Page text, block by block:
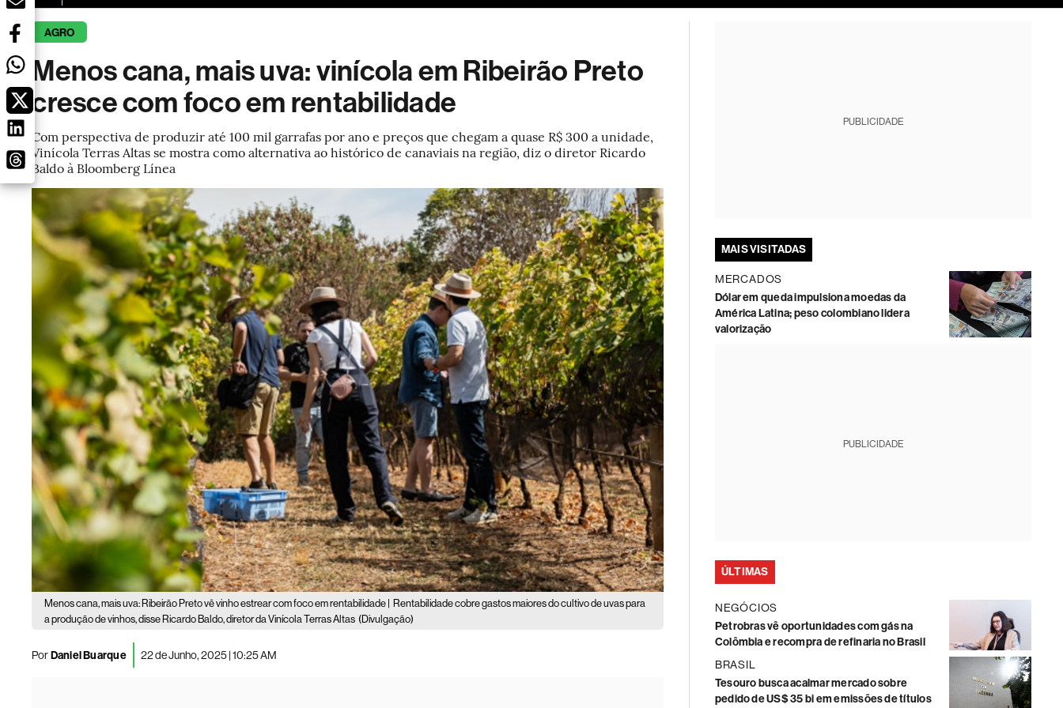
AGRO
Menos cana, mais uva: vinícola em Ribeirão Preto
cresce com foco em rentabilidade
Com perspectiva de produzir até 100 mil garrafas por ano e preços que chegam a quase R$ 300 a unidade,
Vinícola Terras Altas se mostra como alternativa ao histórico de canaviais na região, diz o diretor Ricardo
Baldo à Bloomberg Línea
Menos cana, mais uva: Ribeirão Preto vê vinho estrear com foco em rentabilidade |
Rentabilidade cobre gastos maiores do cultivo de uvas para
a produção de vinhos, disse Ricardo Baldo, diretor da Vinícola Terras Altas (Divulgação)
PorDaniel Buarque 22 de Junho, 2025 | 10:25 AM
PUBLICIDADE
MAIS VISITADAS
MERCADOS
Dólar em queda impulsiona moedas da
América Latina; peso colombiano lidera
valorização
PUBLICIDADE
ÚLTIMAS
NEGÓCIOS
Petrobras vê oportunidades com gás na
Colômbia e recompra de refinaria no Brasil
BRASIL
Tesouro busca acalmar mercado sobre
pedido de US$ 35 bi em emissões de títulos